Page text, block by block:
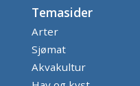
Temasider
Arter
Sjømat
Akvakultur